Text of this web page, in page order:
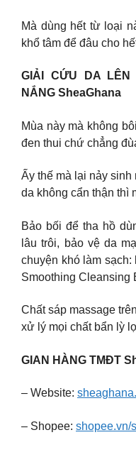
Mà dùng hết từ loại
khổ tâm để đâu cho
GIẢI CỨU DA LÊN
NẮNG SheaGhana
Mùa này mà không
đen thui chứ chẳng
Ấy thế mà lại nảy
da không cẩn thận thì
Bảo bối để tha hồ
lâu trôi, bảo vệ da
chuyện khó làm
Smoothing Cleansing
Chất sáp massage
xử lý mọi chất bẩn lỳ
GIAN HÀNG TMĐT
– Website:
– Shopee: shopee.vn/